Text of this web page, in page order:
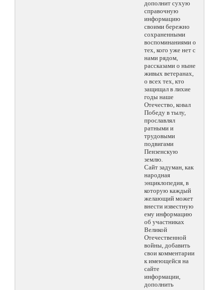
дополнит сухую
справочную
информацию
своими бережно
сохраненными
воспоминаниями о
тех, кого уже нет с
нами рядом,
рассказами о ныне
живых ветеранах,
о всех тех, кто
защищал в лихие
годы наше
Отечество, ковал
Победу в тылу,
прославлял
ратными и
трудовыми
подвигами
Пензенскую
землю.
Сайт задуман, как
народная
энциклопедия, в
которую каждый
желающий может
внести известную
ему информацию
об участниках
Великой
Отечественной
войны, добавить
свои комментарии
к имеющейся на
сайте
информации,
дополнить